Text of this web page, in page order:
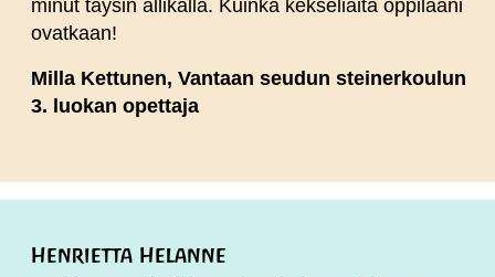
minut täysin ällikällä. Kuinka kekseliäitä oppilaani
ovatkaan!
Milla Kettunen, Vantaan seudun steinerkoulun
3. luokan opettaja
Henrietta Helanne